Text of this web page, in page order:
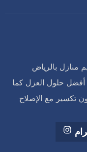
منازل بالرياض
أفضل حلول العزل كما
تكسير مع الإصلاح